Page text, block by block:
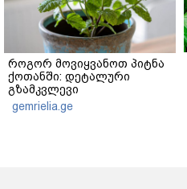
როგორ მოვიყვანოთ პიტნა
ქოთანში: დეტალური
გზამკვლევი
gemrielia.ge